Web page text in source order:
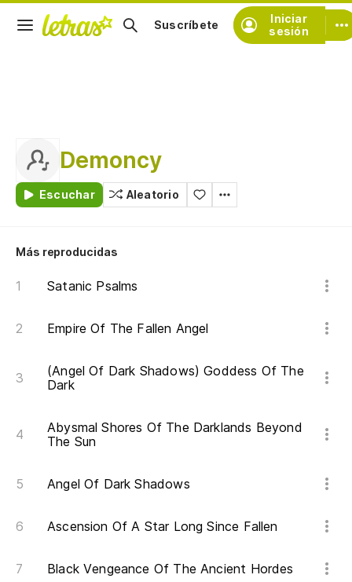
Iniciar
sesión
Suscríbete
Demoncy
Escuchar Aleatorio
Más reproducidas
Satanic Psalms
Empire Of The Fallen Angel
(Angel Of Dark Shadows) Goddess Of The
Dark
Abysmal Shores Of The Darklands Beyond
The Sun
Angel Of Dark Shadows
Ascension Of A Star Long Since Fallen
Black Vengeance Of The Ancient Hordes